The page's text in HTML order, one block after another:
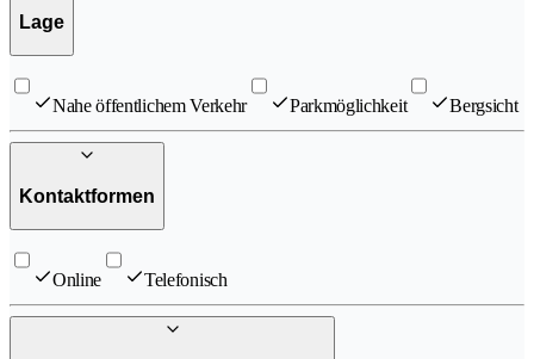
Lage
Nahe öffentlichem Verkehr Parkmöglichkeit Bergsicht
Kontaktformen
Online Telefonisch